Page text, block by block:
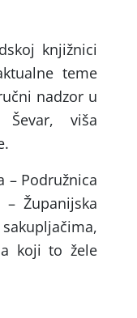
knjižnici
teme
nadzor u
viša
– Podružnica
– Županijska
koji to žele